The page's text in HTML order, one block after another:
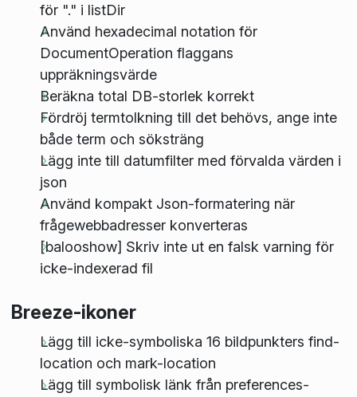
för "." i listDir
Använd hexadecimal notation för
DocumentOperation flaggans
uppräkningsvärde
Beräkna total DB-storlek korrekt
Fördröj termtolkning till det behövs, ange inte
både term och söksträng
Lägg inte till datumfilter med förvalda värden i
json
Använd kompakt Json-formatering när
frågewebbadresser konverteras
[balooshow] Skriv inte ut en falsk varning för
icke-indexerad fil
Breeze-ikoner
Lägg till icke-symboliska 16 bildpunkters find-
location och mark-location
Lägg till symbolisk länk från preferences-